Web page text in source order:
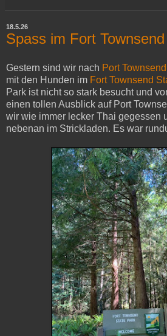
18.5.26
Spass im Fort
Gestern sind wir nach Port Townsend
mit den Hunden im Fort Townsend
Park ist nicht so stark besucht und
einen tollen Ausblick auf Port
wir wie immer lecker Thai gegessen
nebenan im Strickladen. Es war